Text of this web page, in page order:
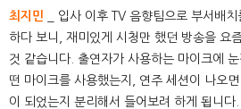
최지민 _ 입사 이후 TV 음향팀으로 부서배
하다 보니, 재미있게 시청만 했던 방송을 요
것 같습니다. 출연자가 사용하는 마이크에
떤 마이크를 사용했는지, 연주 세션이 나오
이 되었는지 분리해서 들어보려 하게 됩니다